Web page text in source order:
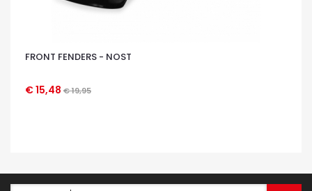
FRONT FENDERS - NOST
€ 15,48 € 19,95
OCCHIATA VELOCE